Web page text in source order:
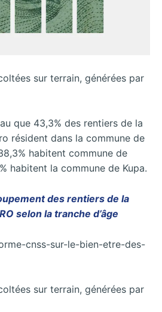
sur terrain, générées par
que 43,3% des rentiers de la
résident dans la commune de
habitent commune de
habitent la commune de Kupa.
des rentiers de la
selon la tranche d’âge
cnss-sur-le-bien-etre-des-
sur terrain, générées par